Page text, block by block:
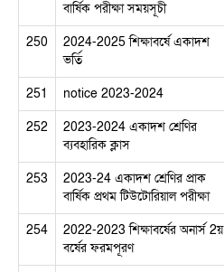
বার্ষিক পরীক্ষা সময়সূচী
250
2024-2025 শিক্ষাবর্ষে একাদশ
ভর্তি
251 notice 2023-2024
252
2023-2024 একাদশ শ্রেণির
ব্যবহারিক ক্লাস
253
2023-24 একাদশ শ্রেণির প্রাক
বার্ষিক প্রথম টিউটোরিয়াল পরীক্ষা
254
2022-2023 শিক্ষাবর্ষের অনার্স 2য়
বর্ষের ফরমপূরণ